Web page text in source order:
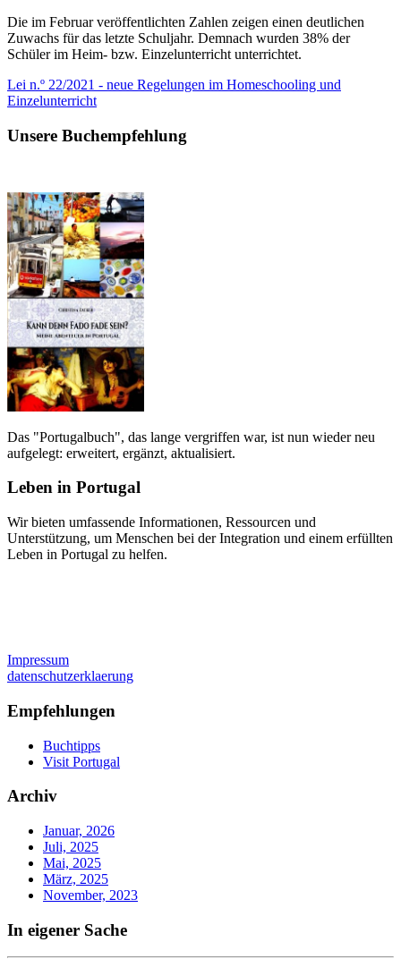
Die im Februar veröffentlichten Zahlen zeigen einen deutlichen
Zuwachs für das letzte Schuljahr. Demnach wurden 38% der
Schüler im Heim- bzw. Einzelunterricht unterrichtet.
Lei n.º 22/2021 - neue Regelungen im Homeschooling und
Einzelunterricht
Unsere Buchempfehlung
Das "Portugalbuch", das lange vergriffen war, ist nun wieder neu
aufgelegt: erweitert, ergänzt, aktualisiert.
Leben in Portugal
Wir bieten umfassende Informationen, Ressourcen und
Unterstützung, um Menschen bei der Integration und einem erfüllten
Leben in Portugal zu helfen.
Impressum
datenschutzerklaerung
Empfehlungen
Buchtipps
Visit Portugal
Archiv
Januar, 2026
Juli, 2025
Mai, 2025
März, 2025
November, 2023
In eigener Sache